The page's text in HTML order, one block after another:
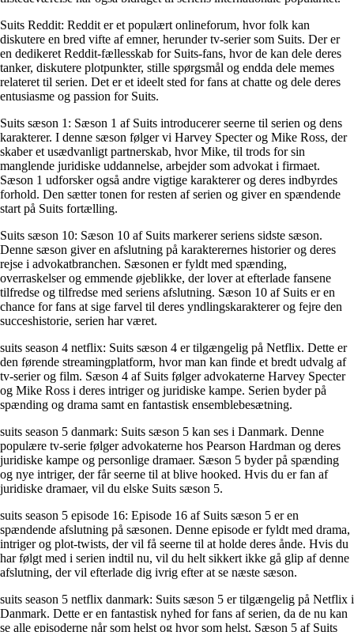
Suits Reddit: Reddit er et populært onlineforum, hvor folk kan
diskutere en bred vifte af emner, herunder tv-serier som Suits. Der er
en dedikeret Reddit-fællesskab for Suits-fans, hvor de kan dele deres
tanker, diskutere plotpunkter, stille spørgsmål og endda dele memes
relateret til serien. Det er et ideelt sted for fans at chatte og dele deres
entusiasme og passion for Suits.
Suits sæson 1: Sæson 1 af Suits introducerer seerne til serien og dens
karakterer. I denne sæson følger vi Harvey Specter og Mike Ross, der
skaber et usædvanligt partnerskab, hvor Mike, til trods for sin
manglende juridiske uddannelse, arbejder som advokat i firmaet.
Sæson 1 udforsker også andre vigtige karakterer og deres indbyrdes
forhold. Den sætter tonen for resten af serien og giver en spændende
start på Suits fortælling.
Suits sæson 10: Sæson 10 af Suits markerer seriens sidste sæson.
Denne sæson giver en afslutning på karakterernes historier og deres
rejse i advokatbranchen. Sæsonen er fyldt med spænding,
overraskelser og emmende øjeblikke, der lover at efterlade fansene
tilfredse og tilfredse med seriens afslutning. Sæson 10 af Suits er en
chance for fans at sige farvel til deres yndlingskarakterer og fejre den
succeshistorie, serien har været.
suits season 4 netflix: Suits sæson 4 er tilgængelig på Netflix. Dette er
den førende streamingplatform, hvor man kan finde et bredt udvalg af
tv-serier og film. Sæson 4 af Suits følger advokaterne Harvey Specter
og Mike Ross i deres intriger og juridiske kampe. Serien byder på
spænding og drama samt en fantastisk ensemblebesætning.
suits season 5 danmark: Suits sæson 5 kan ses i Danmark. Denne
populære tv-serie følger advokaterne hos Pearson Hardman og deres
juridiske kampe og personlige dramaer. Sæson 5 byder på spænding
og nye intriger, der får seerne til at blive hooked. Hvis du er fan af
juridiske dramaer, vil du elske Suits sæson 5.
suits season 5 episode 16: Episode 16 af Suits sæson 5 er en
spændende afslutning på sæsonen. Denne episode er fyldt med drama,
intriger og plot-twists, der vil få seerne til at holde deres ånde. Hvis du
har følgt med i serien indtil nu, vil du helt sikkert ikke gå glip af denne
afslutning, der vil efterlade dig ivrig efter at se næste sæson.
suits season 5 netflix danmark: Suits sæson 5 er tilgængelig på Netflix i
Danmark. Dette er en fantastisk nyhed for fans af serien, da de nu kan
se alle episoderne når som helst og hvor som helst. Sæson 5 af Suits